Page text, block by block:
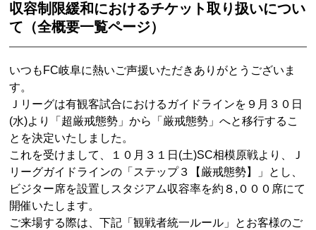
収容制限緩和におけるチケット取り扱いについ
て（全概要一覧ページ）
いつもFC岐阜に熱いご声援いただきありがとうございま
す。
Ｊリーグは有観客試合におけるガイドラインを９月３０日
(水)より「超厳戒態勢」から「厳戒態勢」へと移行するこ
とを決定いたしました。
これを受けまして、１０月３１日(土)SC相模原戦より、Ｊ
リーグガイドラインの「ステップ３【厳戒態勢】」とし、
ビジター席を設置しスタジアム収容率を約８ , ０００席にて
開催いたします。
ご来場する際は、下記「観戦者統一ルール」とお客様のご